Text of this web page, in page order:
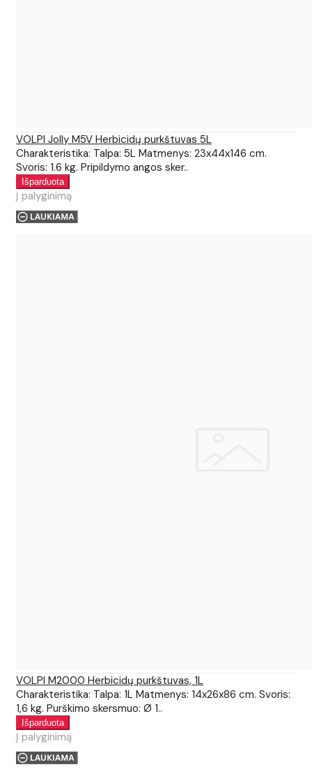
VOLPI Jolly M5V Herbicidų purkštuvas 5L
Charakteristika: Talpa: 5L Matmenys: 23x44x146 cm.
Svoris: 1.6 kg. Pripildymo angos sker..
Į palyginimą
VOLPI M2000 Herbicidų purkštuvas, 1L
Charakteristika: Talpa: 1L Matmenys: 14x26x86 cm. Svoris:
1,6 kg. Purškimo skersmuo: Ø 1..
Į palyginimą